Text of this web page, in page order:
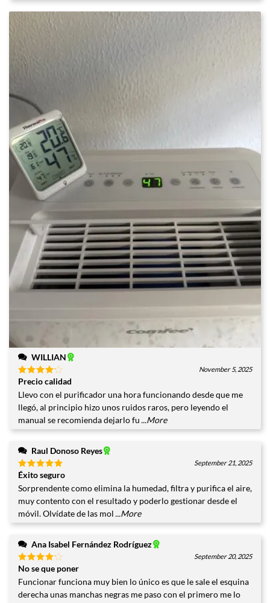
WILLIAN
Valorado
con
de 5
November 5, 2025
Precio calidad
Llevo con el purificador una hora funcionando desde que me
llegó, al principio hizo unos ruidos raros, pero leyendo el
manual se recomienda dejarlo fu ...More
Raul Donoso Reyes
Valorado
con
de
5
September 21, 2025
Éxito seguro
Sorprendente como elimina la humedad, filtra y purifica el aire,
muy contento con el resultado y poderlo gestionar desde el
móvil. Olvídate de las mol ...More
Ana Isabel Fernández Rodríguez
Valorado
con 4
de 5
September 20, 2025
No se que poner
Funcionar funciona muy bien lo único es que le sale el esquina
derecha unas manchas negras me paso con el primero me lo